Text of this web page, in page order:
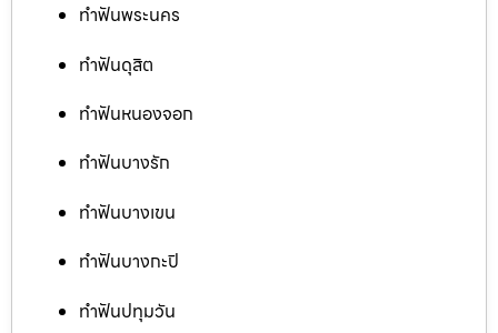
ทำฟันพระนคร
ทำฟันดุสิต
ทำฟันหนองจอก
ทำฟันบางรัก
ทำฟันบางเขน
ทำฟันบางกะปิ
ทำฟันปทุมวัน